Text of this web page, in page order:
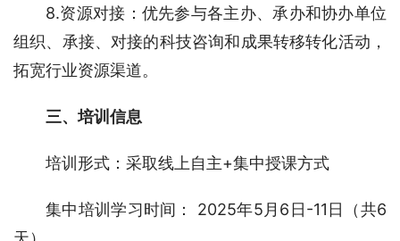
8.资源对接：优先参与各主办、承办和协办单位
组织、承接、对接的科技咨询和成果转移转化活动，
拓宽行业资源渠道。
三、培训信息
培训形式：采取线上自主+集中授课方式
集中培训学习时间： 2025年5月6日-11日（共6